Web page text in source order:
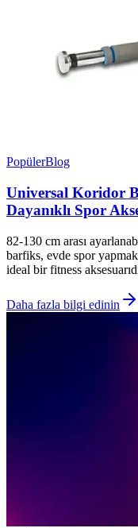
PopülerBlog
Universal Koridor
Dayanıklı Spor
82-130 cm arası
barfiks, evde spor
ideal bir fitness
Daha fazla bilgi edinin